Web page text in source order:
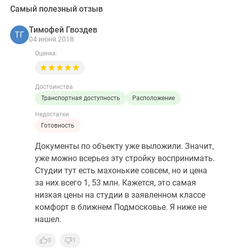
Самый полезный отзыв
ТГ
Тимофей Гвоздев
04 июня 2018
Оценка:
Достоинства
Транспортная доступность
Расположение
Недостатки
Готовность
Документы по объекту уже выложили. Значит,
уже можно всерьез эту стройку воспринимать.
Студии тут есть махонькие совсем, но и цена
за них всего 1, 53 млн. Кажется, это самая
низкая цены на студии в заявленном классе
комфорт в ближнем Подмосковье. Я ниже не
нашел.
0 1